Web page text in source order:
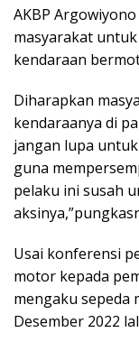
AKBP
masyarakat
kendaraan
Diharapkan
kendaraanya di
jangan lupa
guna
pelaku ini susah
Usai konferensi
motor kepada
mengaku sepeda
Desember 2022